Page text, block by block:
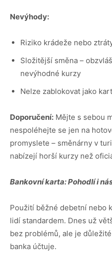
Nevýhody:
Riziko krádeže nebo
Složitější směna –
nevýhodné kurzy
Nelze zablokovat jako
Doporučení: Mějte s sebou
nespoléhejte se jen na
promyslete – směnárny v
nabízejí horší kurzy než
Bankovní karta: Pohodlí i
Použití běžné debetní nebo
lidí standardem. Dnes už
bez problémů, ale je
banka účtuje.